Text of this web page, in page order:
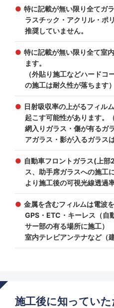
特に記載が無い限り全てガ
ラスチック・アクリル・ポ
推奨していません。
特に記載が無い限り全て室
ます。
（外貼り施工などハードコ
の施工は耐久性が落ちます）
日射吸収率の上がるフィル
起こす可能性があります。
網入りガラス・傷が有るガ
アガラス・影が入るガラス
自動車フロントガラス(上
ス、助手席ガラスへの施工
より施工後の可視光線透過
金属を含むフィルムは電波
GPS・ETC・キーレス（自
サー部の有る場所に施工）
室内テレビアンテナなど（建
施工後に知ってい